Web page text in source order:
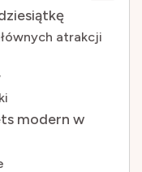
atrakcji
modern w